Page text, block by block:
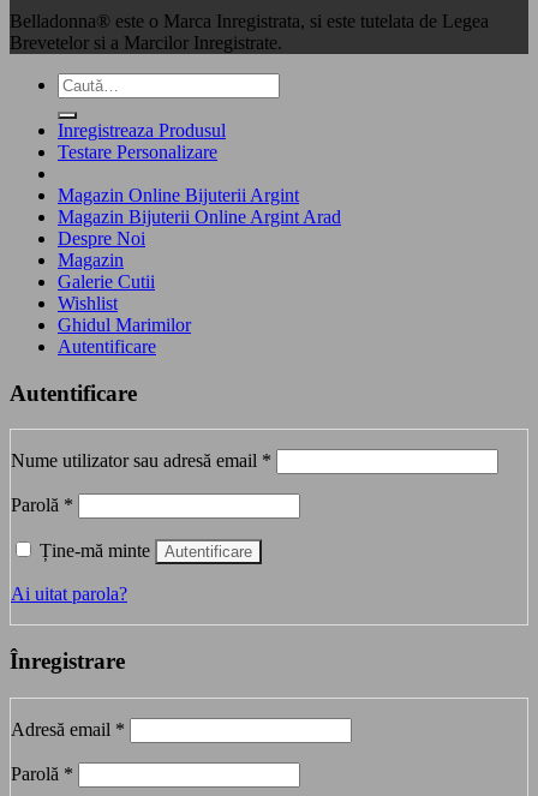
Belladonna® este o Marca Inregistrata, si este tutelata de Legea
Brevetelor si a Marcilor Inregistrate.
Caută
după:
Inregistreaza Produsul
Testare Personalizare
Magazin Online Bijuterii Argint
Magazin Bijuterii Online Argint Arad
Despre Noi
Magazin
Galerie Cutii
Wishlist
Ghidul Marimilor
Autentificare
Autentificare
Nume utilizator sau adresă email *
Parolă *
Ține-mă minte Autentificare
Ai uitat parola?
Înregistrare
Adresă email *
Parolă *